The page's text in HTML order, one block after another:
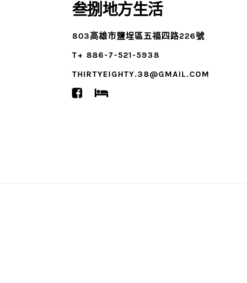
叁捌地方生活
803高雄市鹽埕區五福四路226號
T+ 886-7-521-5938
THIRTYEIGHTY.38@GMAIL.COM